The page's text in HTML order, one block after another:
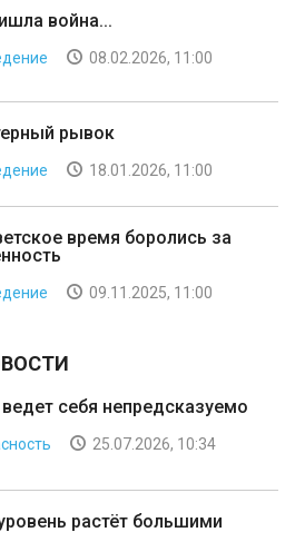
война...
08.02.2026, 11:00
рывок
18.01.2026, 11:00
время боролись за
09.11.2025, 11:00
себя непредсказуемо
25.07.2026, 10:34
растёт большими